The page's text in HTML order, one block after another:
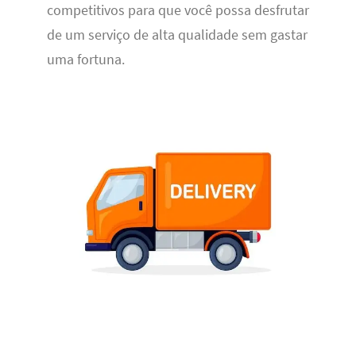
competitivos para que você possa desfrutar
de um serviço de alta qualidade sem gastar
uma fortuna.